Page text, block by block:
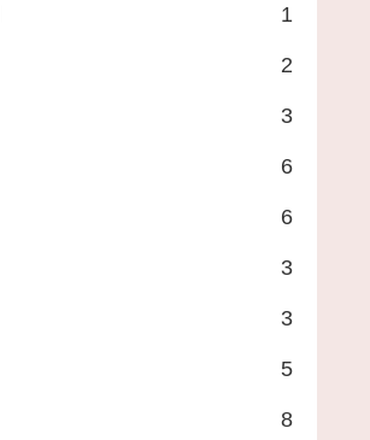
1
2
3
6
6
3
3
5
8